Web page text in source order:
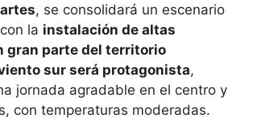
, se consolidará un escenario
la instalación de altas
gran parte del territorio
sur será protagonista,
jornada agradable en el centro y
con temperaturas moderadas.